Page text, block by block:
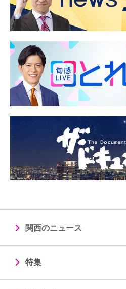
関西のニュース
特集